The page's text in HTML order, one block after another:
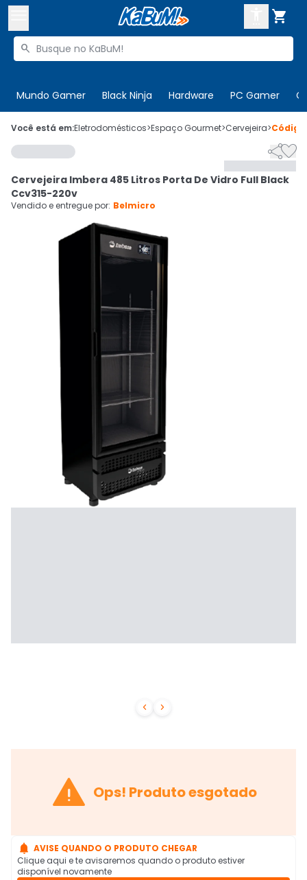

Buscar produtos

Mundo Gamer Black Ninja Hardware PC Gamer
 Olá. Acesse sua conta
 Departamentos
Cupons
Ativar tradutor em libras
CADASTRE-SE
Você está em:Eletrodomésticos>Espaço Gourmet>Cervejeira>Código
 

Cervejeira Imbera 485 Litros Porta De Vidro Full Black
Ccv315-220v
Vendido e entregue por: Belmicro
 Ops! Produto esgotado
 AVISE QUANDO O PRODUTO CHEGAR
Clique aqui e te avisaremos quando o produto estiver
disponível novamente